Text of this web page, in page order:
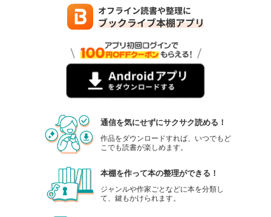
通信を気にせずにサクサク読める！
作品をダウンロードすれば、いつでもど
こでも読書が楽しめます。
本棚を作って本の整理ができる！
ジャンルや作家ごとなどに本を分類し
て、鍵もかけられます。